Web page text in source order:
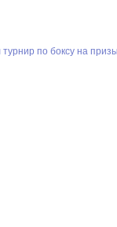
по боксу на